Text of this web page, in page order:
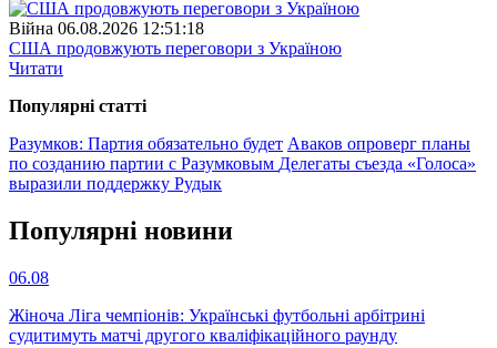
Війна 06.08.2026 12:51:18
США продовжують переговори з Україною
Читати
Популярнi статтi
Разумков: Партия обязательно будет Аваков опроверг планы
по созданию партии с Разумковым Делегаты съезда «Голоса»
выразили поддержку Рудык
Популярнi новини
06.08
Жіноча Ліга чемпіонів: Українські футбольні арбітрині
судитимуть матчі другого кваліфікаційного раунду